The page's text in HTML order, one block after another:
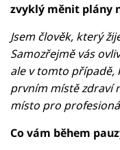
zvyklý měnit plány
Jsem člověk, který
Samozřejmě vás
ale v tomto případě,
prvním místě zdraví
místo pro
Co vám během